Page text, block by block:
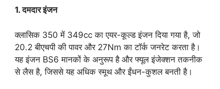
1. दमदार इंजन
क्लासिक 350 में 349cc का एयर-कूल्ड इंजन दिया गया है, जो
20.2 बीएचपी की पावर और 27Nm का टॉर्क जनरेट करता है।
यह इंजन BS6 मानकों के अनुरूप है और फ्यूल इंजेक्शन तकनीक
से लैस है, जिससे यह अधिक स्मूथ और ईंधन-कुशल बनती है।